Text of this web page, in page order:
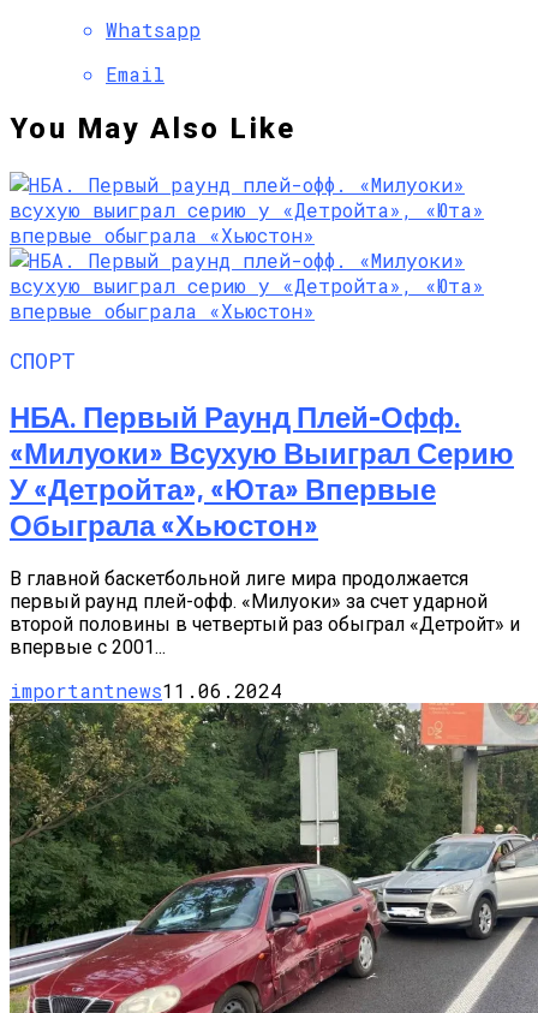
Whatsapp
Email
You May Also Like
СПОРТ
НБА. Первый Раунд Плей-Офф.
«Милуоки» Всухую Выиграл Серию
У «Детройта», «Юта» Впервые
Обыграла «Хьюстон»
В главной баскетбольной лиге мира продолжается
первый раунд плей-офф. «Милуоки» за счет ударной
второй половины в четвертый раз обыграл «Детройт» и
впервые с 2001...
importantnews11.06.2024